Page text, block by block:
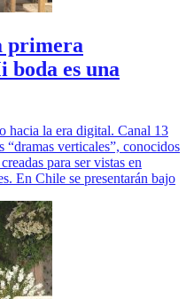
primera
es una
hacia la era digital. Canal 13
verticales”, conocidos
para ser vistas en
En Chile se presentarán bajo